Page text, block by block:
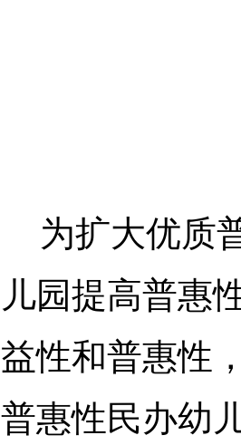
为扩大优质
儿园提高普惠
益性和普惠性
普惠性民办幼